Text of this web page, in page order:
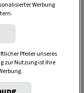
Werbung
Pfeiler unseres
zur Nutzung ist Ihre